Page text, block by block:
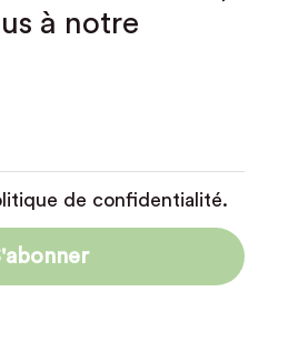
à notre
de confidentialité.